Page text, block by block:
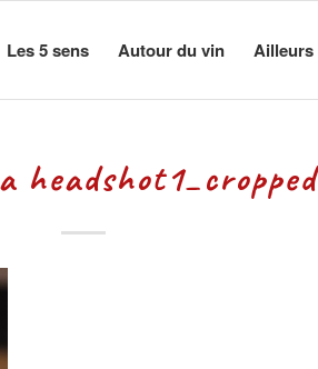
Les 5 sens Autour du vin Ailleurs
headshot1_cropped